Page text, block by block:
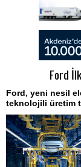
Ford
Ford, yeni nesil
teknolojili üretim